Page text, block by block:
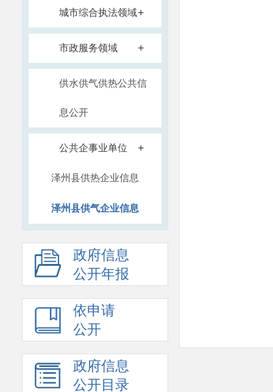
城市综合执法领域+
市政服务领域 +
供水供气供热公共信
息公开
公共企事业单位 +
泽州县供热企业信息
泽州县供气企业信息
政府信息
公开年报
依申请
公开
政府信息
公开目录